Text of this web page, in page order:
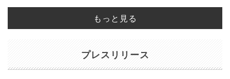
もっと見る
プレスリリース